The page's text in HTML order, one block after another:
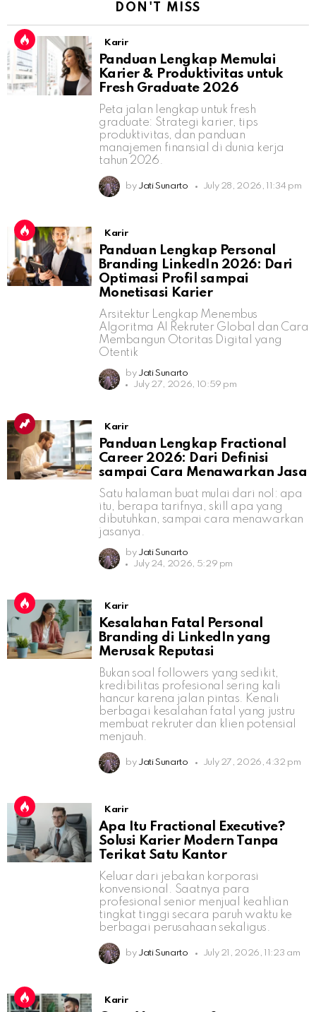
DON'T MISS
Karir
Panduan Lengkap Memulai
Karier & Produktivitas untuk
Fresh Graduate 2026
Peta jalan lengkap untuk fresh
graduate: Strategi karier, tips
produktivitas, dan panduan
manajemen finansial di dunia kerja
tahun 2026.
by Jati Sunarto July 28, 2026, 11:34 pm
Karir
Panduan Lengkap Personal
Branding LinkedIn 2026: Dari
Optimasi Profil sampai
Monetisasi Karier
Arsitektur Lengkap Menembus
Algoritma AI Rekruter Global dan Cara
Membangun Otoritas Digital yang
Otentik
by Jati Sunarto
July 27, 2026, 10:59 pm
Karir
Panduan Lengkap Fractional
Career 2026: Dari Definisi
sampai Cara Menawarkan Jasa
Satu halaman buat mulai dari nol: apa
itu, berapa tarifnya, skill apa yang
dibutuhkan, sampai cara menawarkan
jasanya.
by Jati Sunarto
July 24, 2026, 5:29 pm
Karir
Kesalahan Fatal Personal
Branding di LinkedIn yang
Merusak Reputasi
Bukan soal followers yang sedikit,
kredibilitas profesional sering kali
hancur karena jalan pintas. Kenali
berbagai kesalahan fatal yang justru
membuat rekruter dan klien potensial
menjauh.
by Jati Sunarto July 27, 2026, 4:32 pm
Karir
Apa Itu Fractional Executive?
Solusi Karier Modern Tanpa
Terikat Satu Kantor
Keluar dari jebakan korporasi
konvensional. Saatnya para
profesional senior menjual keahlian
tingkat tinggi secara paruh waktu ke
berbagai perusahaan sekaligus.
by Jati Sunarto July 21, 2026, 11:23 am
Karir